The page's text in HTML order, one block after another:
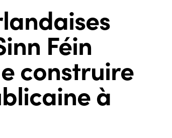
Féin
construire
à